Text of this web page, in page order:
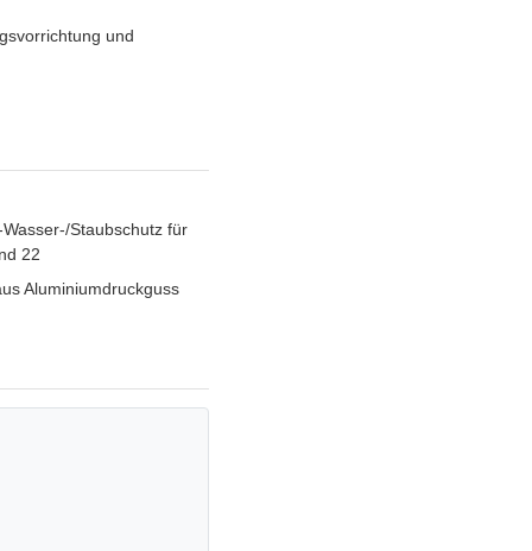
und
Staubschutz für
22
Aluminiumdruckguss